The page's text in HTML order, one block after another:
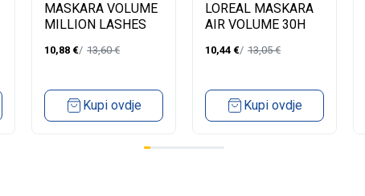
MASKARA VOLUME
MILLION LASHES
10,88 € 13,60€
Kupi ovdje
LOREAL MASKARA
AIR VOLUME 30H
10,44 € 13,05€
Kupi ovdje